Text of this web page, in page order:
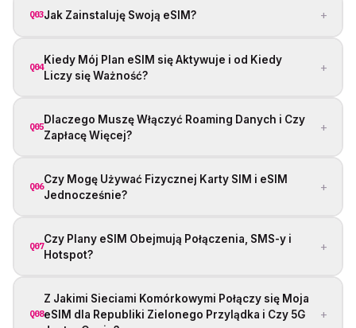
Q03Jak Zainstaluję Swoją eSIM? +
Q04
Kiedy Mój Plan eSIM się Aktywuje i od Kiedy
Liczy się Ważność?
+
Q05
Dlaczego Muszę Włączyć Roaming Danych i Czy
Zapłacę Więcej?
+
Q06
Czy Mogę Używać Fizycznej Karty SIM i eSIM
Jednocześnie?
+
Q07
Czy Plany eSIM Obejmują Połączenia, SMS-y i
Hotspot?
+
Q08
Z Jakimi Sieciami Komórkowymi Połączy się Moja
eSIM dla Republiki Zielonego Przylądka i Czy 5G
+